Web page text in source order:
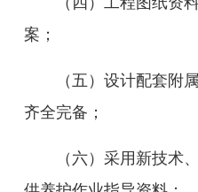
案；
（五）设计配套附
齐全完备；
（六）采用新技术